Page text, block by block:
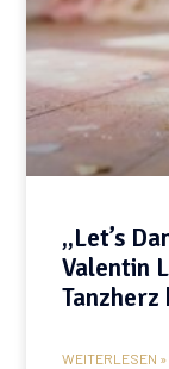
„Let’s
Valentin
Tanzherz
WEITERLESEN »